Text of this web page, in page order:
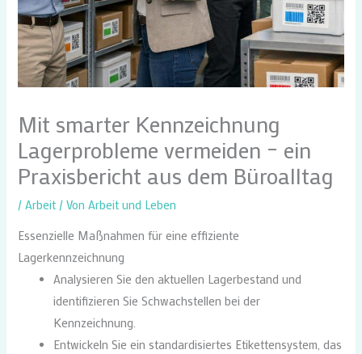
Mit smarter Kennzeichnung
Lagerprobleme vermeiden – ein
Praxisbericht aus dem Büroalltag
/Arbeit / VonArbeit und Leben
Essenzielle Maßnahmen für eine effiziente
Lagerkennzeichnung
Analysieren Sie den aktuellen Lagerbestand und
identifizieren Sie Schwachstellen bei der
Kennzeichnung.
Entwickeln Sie ein standardisiertes Etikettensystem, das